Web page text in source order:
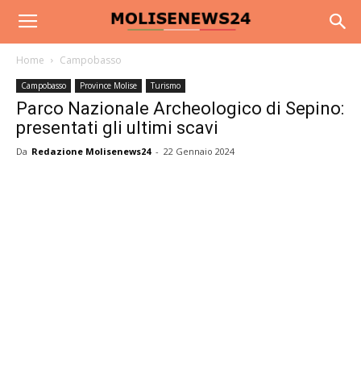
Home Campobasso
Campobasso Province Molise Turismo
Parco Nazionale Archeologico di Sepino:
presentati gli ultimi scavi
Da Redazione Molisenews24 - 22 Gennaio 2024